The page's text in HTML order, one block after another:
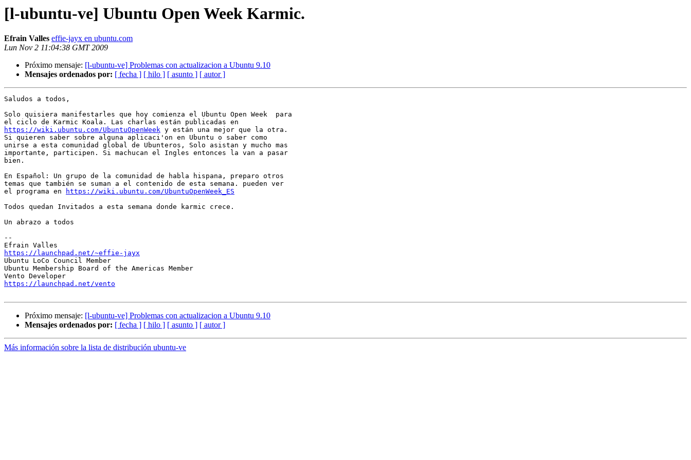
[l-ubuntu-ve] Ubuntu Open Week Karmic.
Efrain Valles effie-jayx en ubuntu.com
Lun Nov 2 11:04:38 GMT 2009
Próximo mensaje: [l-ubuntu-ve] Problemas con actualizacion a Ubuntu 9.10
Mensajes ordenados por: [ fecha ] [ hilo ] [ asunto ] [ autor ]
Saludos a todos,
Solo quisiera manifestarles que hoy comienza el Ubuntu Open Week  para
https://wiki.ubuntu.com/UbuntuOpenWeek y están una mejor que la otra.
Si quieren saber sobre alguna aplicaci'on en Ubuntu o saber como
unirse a esta comunidad global de Ubunteros, Solo asistan y mucho mas
importante, participen. Si machucan el Ingles entonces la van a pasar
bien.
En Español: Un grupo de la comunidad de habla hispana, preparo otros
temas que también se suman a el contenido de esta semana. pueden ver
el programa en
https://wiki.ubuntu.com/UbuntuOpenWeek_ES
Todos quedan Invitados a esta semana donde karmic crece.
Un abrazo a todos
--
https://launchpad.net/~effie-jayx
Ubuntu LoCo Council Member
Ubuntu Membership Board of the Americas Member
https://launchpad.net/vento
Próximo mensaje: [l-ubuntu-ve] Problemas con actualizacion a Ubuntu 9.10
Mensajes ordenados por: [ fecha ] [ hilo ] [ asunto ] [ autor ]
Más información sobre la lista de distribución ubuntu-ve